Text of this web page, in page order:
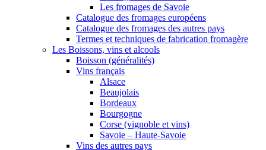
Les fromages de Savoie
Catalogue des fromages européens
Catalogue des fromages des autres pays
Termes et techniques de fabrication fromagère
Les Boissons, vins et alcools
Boisson (généralités)
Vins français
Alsace
Beaujolais
Bordeaux
Bourgogne
Corse (vignoble et vins)
Savoie – Haute-Savoie
Vins des autres pays